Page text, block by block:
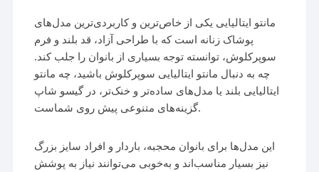
مانتو ایتالیایی یکی از خاص‌ترین و کاربردی‌ترین مدل‌های
پوشاک زنانه است که با طراحی آزاد، قد بلند و فرم
سوپرکلوش، توانسته توجه بسیاری از بانوان را جلب کند.
چه به دنبال مانتو ایتالیایی سوپرکلوش باشید، چه مانتو
ایتالیایی بلند یا مدل‌های ساده‌تر و خنک‌تر، در گیسو شاپ
گزینه‌های متنوعی پیش روی شماست.
این مدل‌ها برای بانوان محجبه، باردار و افراد سایز بزرگ
نیز بسیار مناسب‌اند و به‌خوبی می‌توانند نیاز به پوشش